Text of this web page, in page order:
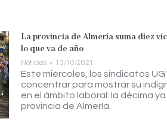
La provincia de Almería suma diez
lo que va de año
Noticias 13/10/2021
Este miércoles, los sindicatos
concentrar para mostrar su
en el ámbito laboral: la décima
provincia de Almería.